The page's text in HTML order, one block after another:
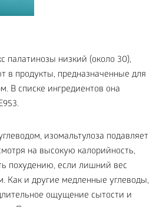
палатинозы низкий (около 30),
в продукты, предназначенные для
В списке ингредиентов она
изомальтулоза подавляет
на высокую калорийность,
похудению, если лишний вес
Как и другие медленные углеводы,
ощущение сытости и